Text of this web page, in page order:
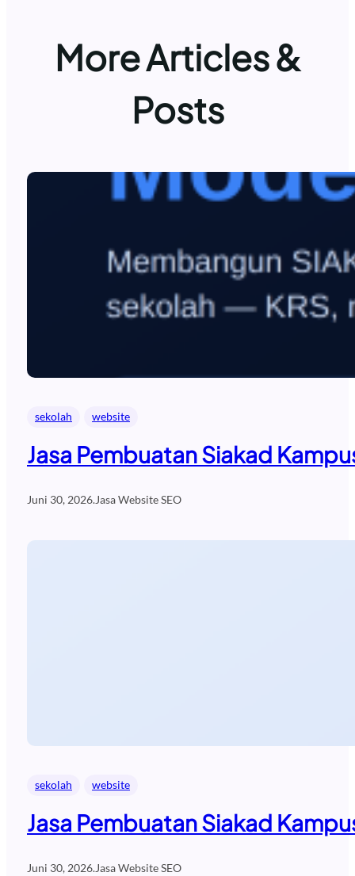
More Articles &
Posts
sekolah website
Jasa Pembuatan Siakad
Juni 30, 2026.Jasa Website SEO
sekolah website
Jasa Pembuatan Siakad
Juni 30, 2026.Jasa Website SEO